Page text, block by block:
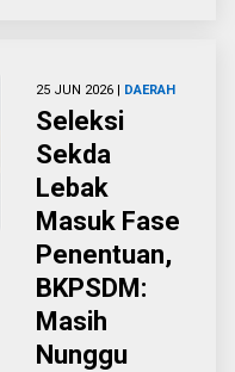
25 JUN 2026 | DAERAH
Seleksi
Sekda
Lebak
Masuk Fase
Penentuan,
BKPSDM:
Masih
Nunggu